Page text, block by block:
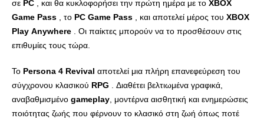
σε PC , και θα κυκλοφορήσει την πρώτη ημέρα με το XBOX
Game Pass , το PC Game Pass , και αποτελεί μέρος του XBOX
Play Anywhere . Οι παίκτες μπορούν να το προσθέσουν στις
επιθυμίες τους τώρα.
Το Persona 4 Revival αποτελεί μια πλήρη επανεφεύρεση του
σύγχρονου κλασικού RPG . Διαθέτει βελτιωμένα γραφικά,
αναβαθμισμένο gameplay , μοντέρνα αισθητική και ενημερώσεις
ποιότητας ζωής που φέρνουν το κλασικό στη ζωή όπως ποτέ